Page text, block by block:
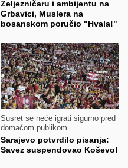
Željezničaru i ambijentu na
Grbavici, Muslera na
bosanskom poručio "Hvala!"
Susret se neće igrati sigurno pred
domaćom publikom
Sarajevo potvrdilo pisanja:
Savez suspendovao Koševo!